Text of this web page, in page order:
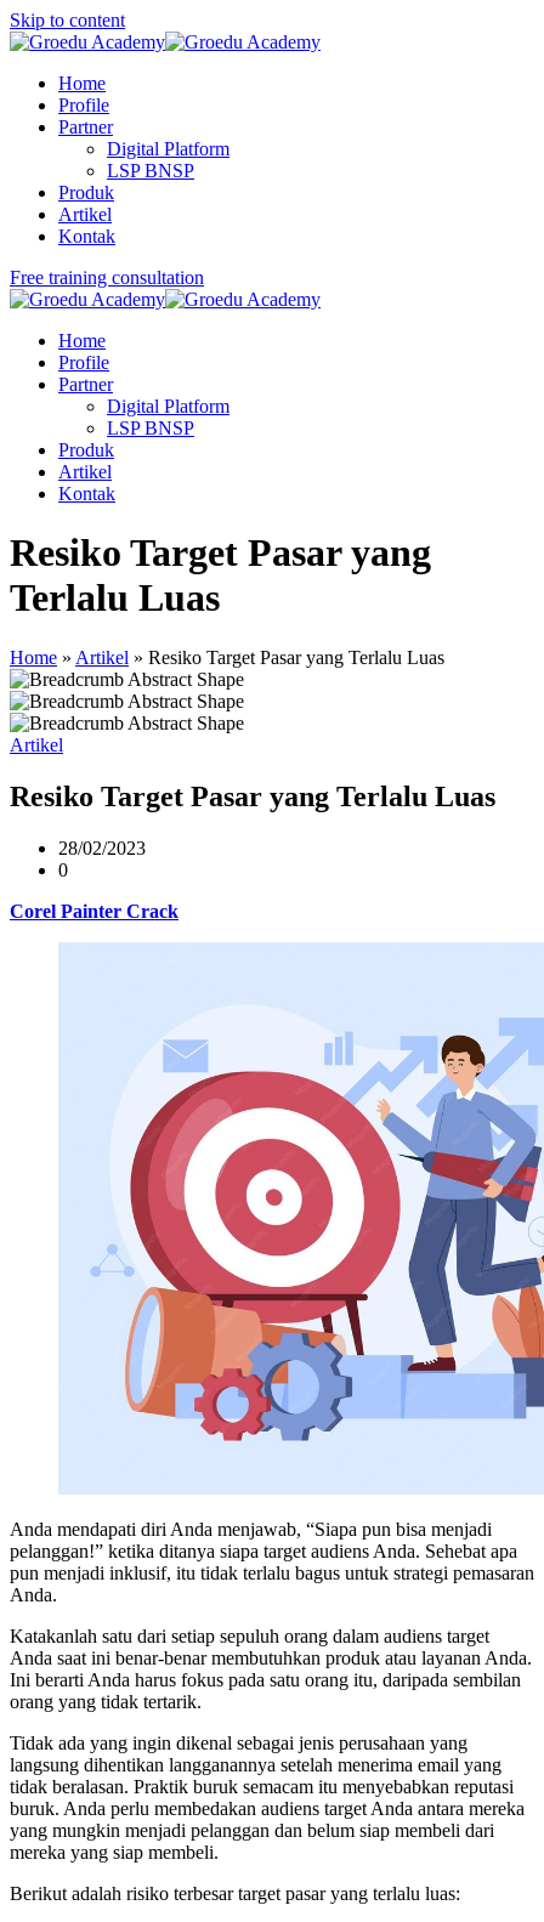
Skip to content
Home
Profile
Partner
Digital Platform
LSP BNSP
Produk
Artikel
Kontak
Free training consultation
Home
Profile
Partner
Digital Platform
LSP BNSP
Produk
Artikel
Kontak
Resiko Target Pasar yang
Terlalu Luas
Home » Artikel » Resiko Target Pasar yang Terlalu Luas
Artikel
Resiko Target Pasar yang Terlalu Luas
28/02/2023
0
Corel Painter Crack
Anda mendapati diri Anda menjawab, “Siapa pun bisa menjadi
pelanggan!” ketika ditanya siapa target audiens Anda. Sehebat apa
pun menjadi inklusif, itu tidak terlalu bagus untuk strategi pemasaran
Anda.
Katakanlah satu dari setiap sepuluh orang dalam audiens target
Anda saat ini benar-benar membutuhkan produk atau layanan Anda.
Ini berarti Anda harus fokus pada satu orang itu, daripada sembilan
orang yang tidak tertarik.
Tidak ada yang ingin dikenal sebagai jenis perusahaan yang
langsung dihentikan langganannya setelah menerima email yang
tidak beralasan. Praktik buruk semacam itu menyebabkan reputasi
buruk. Anda perlu membedakan audiens target Anda antara mereka
yang mungkin menjadi pelanggan dan belum siap membeli dari
mereka yang siap membeli.
Berikut adalah risiko terbesar target pasar yang terlalu luas: